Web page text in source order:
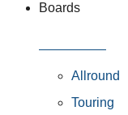
Boards
Allround
Touring